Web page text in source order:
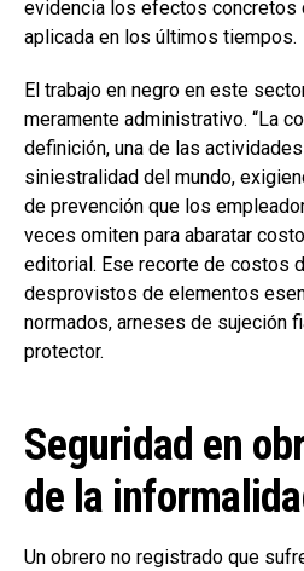
evidencia los efectos concretos
aplicada en los últimos tiempos.
El trabajo en negro en este
meramente administrativo. “La
definición, una de las
siniestralidad del mundo,
de prevención que los
veces omiten para abaratar
editorial. Ese recorte de costos
desprovistos de elementos
normados, arneses de sujeción
protector.
Seguridad en
de la
Un obrero no registrado que